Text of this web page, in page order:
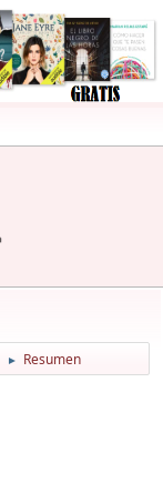
► Resumen